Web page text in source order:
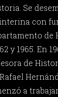
Se
con
de
y 1965. En
de
a